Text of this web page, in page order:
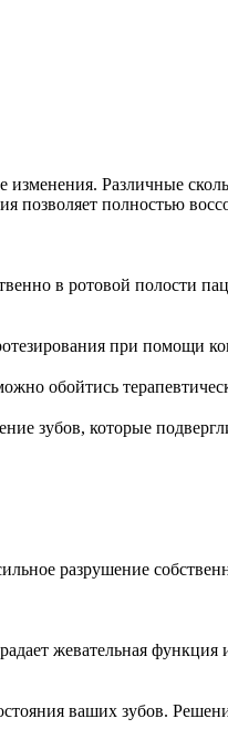
изменения. Различные
позволяет полностью
в ротовой полости
при помощи
обойтись
зубов, которые
разрушение
жевательная функция
ваших зубов.